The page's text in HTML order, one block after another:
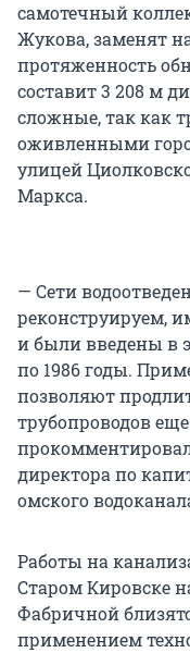
самотечный
Жукова, заменят
протяженность
составит 3 208 м
сложные, так как
оживленными
улицей
Маркса.
— Сети
реконструируем,
и были введены в
по 1986 годы.
позволяют
трубопроводов
директора по
омского
Работы на
Старом Кировске
Фабричной
применением